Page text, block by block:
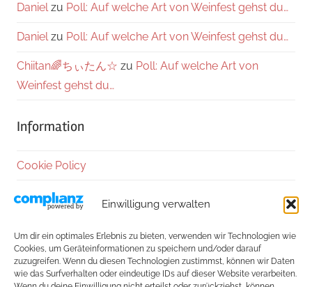
Einwilligung verwalten
Um dir ein optimales Erlebnis zu bieten, verwenden wir Technologien wie
Cookies, um Geräteinformationen zu speichern und/oder darauf
zuzugreifen. Wenn du diesen Technologien zustimmst, können wir Daten
wie das Surfverhalten oder eindeutige IDs auf dieser Website verarbeiten.
Danielzu Poll: Auf welche Art von Weinfest gehst du…
Danielzu Poll: Auf welche Art von Weinfest gehst du…
Chiitan🌈ちぃたん☆ zu Poll: Auf welche Art von
Weinfest gehst du…
Information
Cookie Policy
Datenschutzerklärung
Kontakt